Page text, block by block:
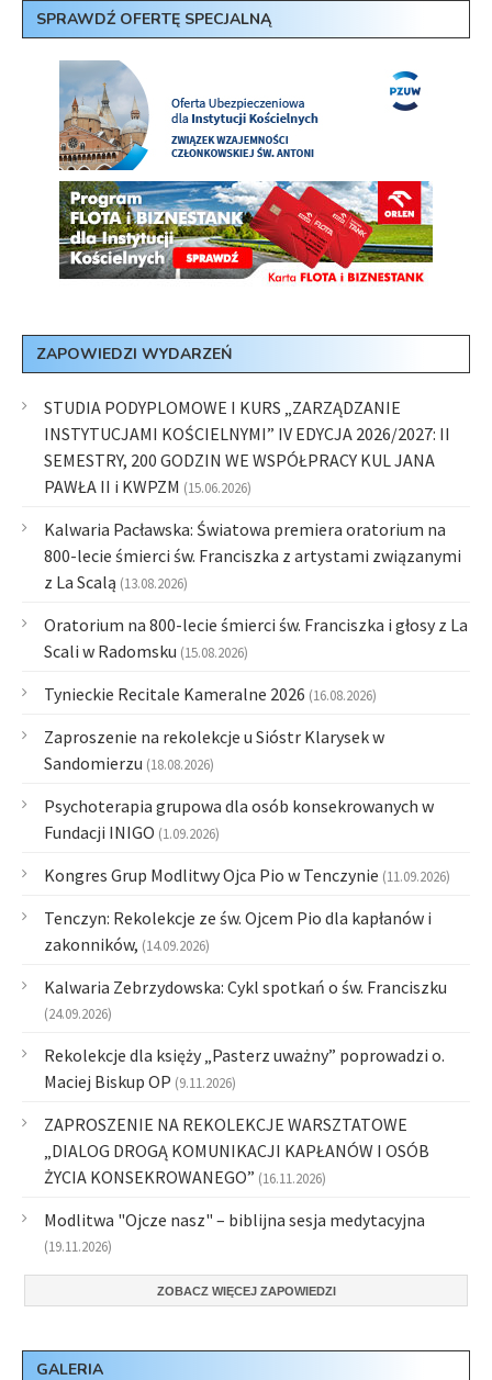
SPRAWDŹ OFERTĘ SPECJALNĄ
ZAPOWIEDZI WYDARZEŃ
STUDIA PODYPLOMOWE I KURS „ZARZĄDZANIE
INSTYTUCJAMI KOŚCIELNYMI” IV EDYCJA 2026/2027: II
SEMESTRY, 200 GODZIN WE WSPÓŁPRACY KUL JANA
PAWŁA II i KWPZM (15.06.2026)
Kalwaria Pacławska: Światowa premiera oratorium na
800-lecie śmierci św. Franciszka z artystami związanymi
z La Scalą (13.08.2026)
Oratorium na 800-lecie śmierci św. Franciszka i głosy z La
Scali w Radomsku (15.08.2026)
Tynieckie Recitale Kameralne 2026 (16.08.2026)
Zaproszenie na rekolekcje u Sióstr Klarysek w
Sandomierzu (18.08.2026)
Psychoterapia grupowa dla osób konsekrowanych w
Fundacji INIGO (1.09.2026)
Kongres Grup Modlitwy Ojca Pio w Tenczynie (11.09.2026)
Tenczyn: Rekolekcje ze św. Ojcem Pio dla kapłanów i
zakonników, (14.09.2026)
Kalwaria Zebrzydowska: Cykl spotkań o św. Franciszku
(24.09.2026)
Rekolekcje dla księży „Pasterz uważny” poprowadzi o.
Maciej Biskup OP (9.11.2026)
ZAPROSZENIE NA REKOLEKCJE WARSZTATOWE
„DIALOG DROGĄ KOMUNIKACJI KAPŁANÓW I OSÓB
ŻYCIA KONSEKROWANEGO” (16.11.2026)
Modlitwa "Ojcze nasz" – biblijna sesja medytacyjna
(19.11.2026)
ZOBACZ WIĘCEJ ZAPOWIEDZI
GALERIA